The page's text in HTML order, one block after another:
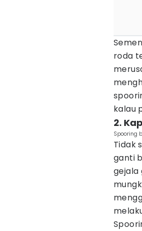
roda
kalau
2.
Spooring
Tidak
ganti
gejala